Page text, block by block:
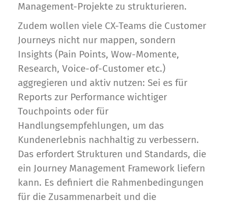
Management-Projekte zu strukturieren.
Zudem wollen viele CX-Teams die Customer
Journeys nicht nur mappen, sondern
Insights (Pain Points, Wow-Momente,
Research, Voice-of-Customer etc.)
aggregieren und aktiv nutzen: Sei es für
Reports zur Performance wichtiger
Touchpoints oder für
Handlungsempfehlungen, um das
Kundenerlebnis nachhaltig zu verbessern.
Das erfordert Strukturen und Standards, die
ein Journey Management Framework liefern
kann. Es definiert die Rahmenbedingungen
für die Zusammenarbeit und die